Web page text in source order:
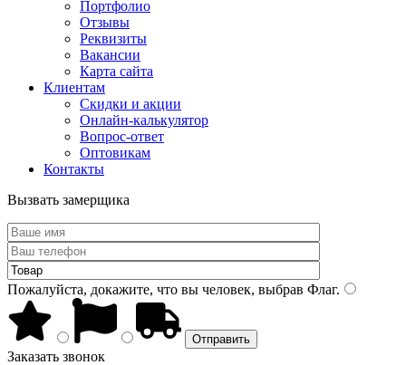
Портфолио
Отзывы
Реквизиты
Вакансии
Карта сайта
Клиентам
Скидки и акции
Онлайн-калькулятор
Вопрос-ответ
Оптовикам
Контакты
Вызвать замерщика
Пожалуйста, докажите, что вы человек, выбрав Флаг.
Заказать звонок